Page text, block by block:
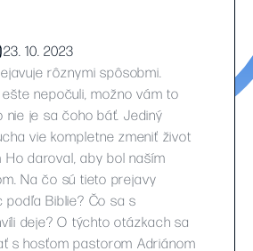
23. 10. 2023
rôznymi spôsobmi.
nepočuli, možno vám to
nie je sa čoho báť. Jediný
vie kompletne zmeniť život
Ho daroval, aby bol naším
Na čo sú tieto prejavy
Biblie? Čo sa s
deje? O týchto otázkach sa
s hosťom pastorom Adriánom